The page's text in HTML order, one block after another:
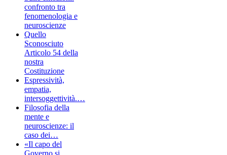
confronto tra
fenomenologia e
neuroscienze
Quello
Sconosciuto
Articolo 54 della
nostra
Costituzione
Espressività,
empatia,
intersoggettività.…
Filosofia della
mente e
neuroscienze: il
caso dei…
«Il capo del